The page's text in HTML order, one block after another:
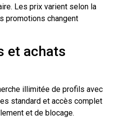
Les prix varient selon la
promotions changent
et achats
illimitée de profils avec
standard et accès complet
et de blocage.